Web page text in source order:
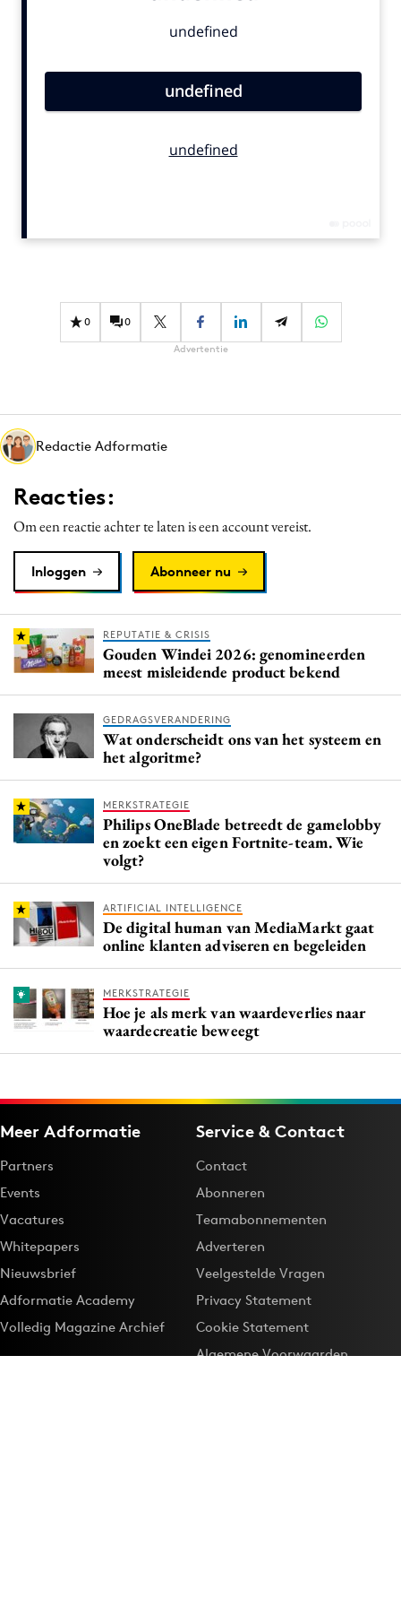
Carriere
Gedragsverandering
Influencer marketing
Media
Merkstrategie
Programmatic
Purpose Marketing
Reputatie & crisis
0 0
Advertentie
Redactie Adformatie
Reacties:
Om een reactie achter te laten is een account vereist.
Inloggen Abonneer nu
REPUTATIE & CRISIS
Gouden Windei 2026: genomineerden
meest misleidende product bekend
GEDRAGSVERANDERING
Wat onderscheidt ons van het systeem en
het algoritme?
MERKSTRATEGIE
Philips OneBlade betreedt de gamelobby
en zoekt een eigen Fortnite-team. Wie
volgt?
ARTIFICIAL INTELLIGENCE
De digital human van MediaMarkt gaat
online klanten adviseren en begeleiden
MERKSTRATEGIE
Hoe je als merk van waardeverlies naar
waardecreatie beweegt
Meer Adformatie
Partners
Events
Vacatures
Whitepapers
Nieuwsbrief
Adformatie Academy
Volledig Magazine Archief
Service & Contact
Contact
Abonneren
Teamabonnementen
Adverteren
Veelgestelde Vragen
Privacy Statement
Cookie Statement
Algemene Voorwaarden